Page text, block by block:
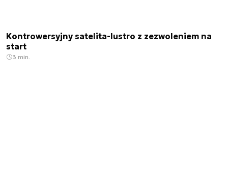
Kontrowersyjny satelita-lustro z zezwoleniem na
start
3 min.